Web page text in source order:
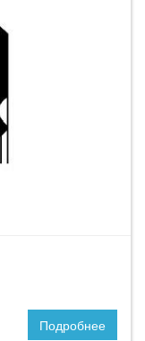
Подробнее